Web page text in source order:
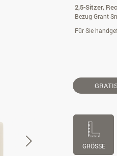
2,5-Sitzer,
Bezug Grant
Für Sie
GRÖSSE